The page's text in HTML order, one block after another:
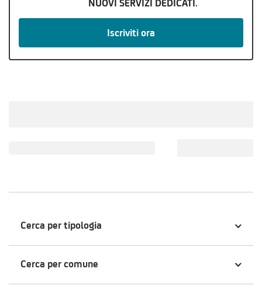
NUOVI SERVIZI DEDICATI.
Iscriviti ora
Cerca per tipologia
Cerca per comune